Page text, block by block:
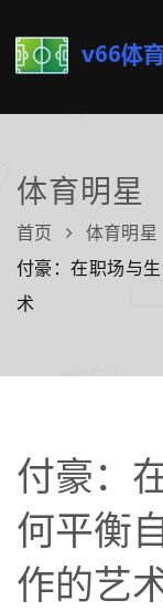
体育明星
首页
体育明星
付豪：在职场与
术
付豪：
何平衡
作的艺